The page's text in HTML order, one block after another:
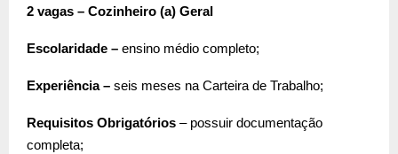
2 vagas – Cozinheiro (a) Geral
Escolaridade – ensino médio completo;
Experiência – seis meses na Carteira de Trabalho;
Requisitos Obrigatórios – possuir documentação
completa;